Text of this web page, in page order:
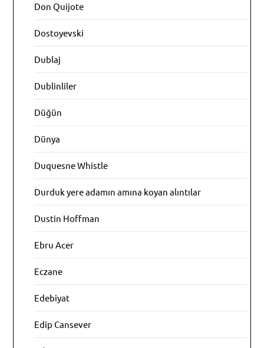
Don Quijote
Dostoyevski
Dublaj
Dublinliler
Düğün
Dünya
Duquesne Whistle
Durduk yere adamın amına koyan alıntılar
Dustin Hoffman
Ebru Acer
Eczane
Edebiyat
Edip Cansever